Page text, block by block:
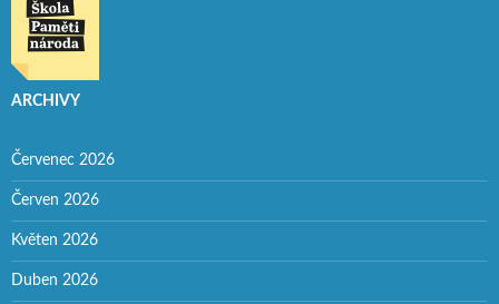
ARCHIVY
Červenec 2026
Červen 2026
Květen 2026
Duben 2026